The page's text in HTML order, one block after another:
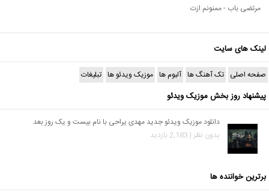
مرتضی باب - ممنونم ازت
لینک های سایت
صفحه اصلی تک آهنگ ها آلبوم ها موزیک ویدئو ها تبلیغات
پیشنهاد روز بخش موزیک ویدئو
دانلود موزیک ویدئو جدید مهدی یراحی با نام بیست و یک روز بعد
بدون نظر | 2,183 بازدید
برترین خواننده ها